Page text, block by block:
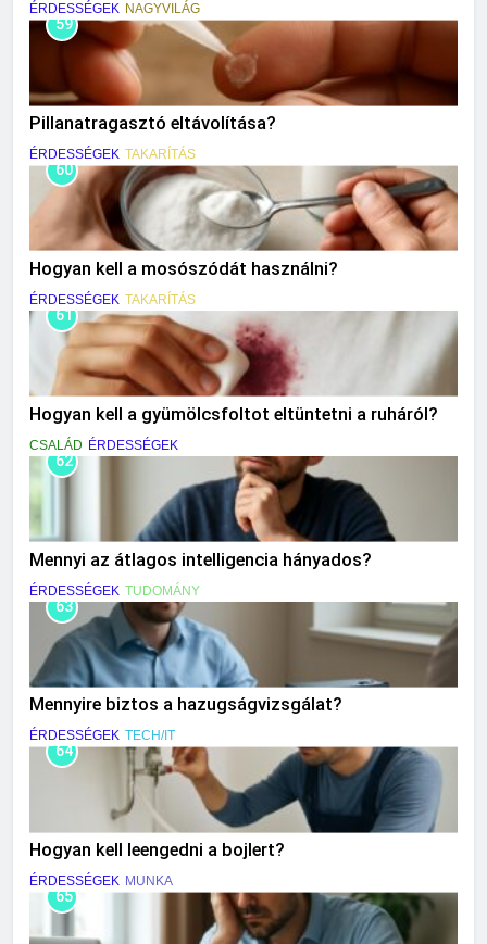
ÉRDESSÉGEK NAGYVILÁG
59
Pillanatragasztó eltávolítása?
ÉRDESSÉGEK TAKARÍTÁS
60
Hogyan kell a mosószódát használni?
ÉRDESSÉGEK TAKARÍTÁS
61
Hogyan kell a gyümölcsfoltot eltüntetni a ruháról?
CSALÁD ÉRDESSÉGEK
62
Mennyi az átlagos intelligencia hányados?
ÉRDESSÉGEK TUDOMÁNY
63
Mennyire biztos a hazugságvizsgálat?
ÉRDESSÉGEK TECH/IT
64
Hogyan kell leengedni a bojlert?
ÉRDESSÉGEK MUNKA
65